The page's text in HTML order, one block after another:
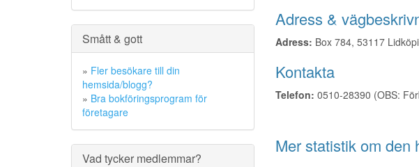
Smått & gott
» Fler besökare till din
hemsida/blogg?
» Bra bokföringsprogram för
företagare
Vad tycker medlemmar?
Adress &
Adress: Box 784, 53117
Kontakta
Telefon: 0510-28390 (OBS:
Mer statistik om den